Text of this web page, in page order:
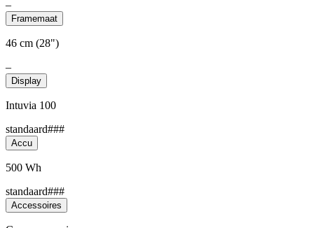
–
Framemaat
46 cm (28")
–
Display
Intuvia 100
standaard###
Accu
500 Wh
standaard###
Accessoires